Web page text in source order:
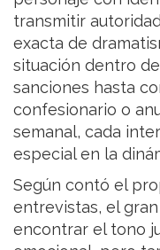
transmitir
exacta de
situación dentro
sanciones hasta
confesionario o
semanal, cada
especial en la
Según contó el
entrevistas, el
encontrar el tono